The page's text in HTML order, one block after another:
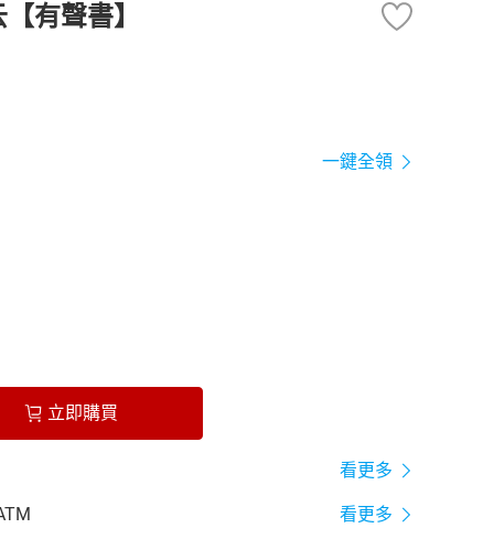
有聲書】
一鍵全領
立即購買
看更多
看更多